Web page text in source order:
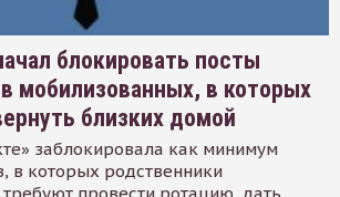
блокировать посты
мобилизованных, в которых
близких домой
заблокировала как минимум
в которых родственники